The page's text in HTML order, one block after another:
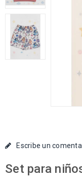
Escribe un
Set para